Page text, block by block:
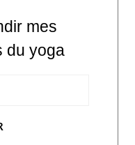
mes
du yoga